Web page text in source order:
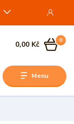
Menu
0
0,00 Kč